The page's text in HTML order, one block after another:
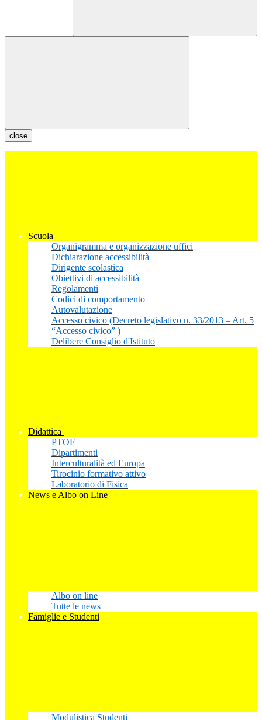
close
Scuola
Organigramma e organizzazione uffici
Dichiarazione accessibilità
Dirigente scolastica
Obiettivi di accessibilità
Regolamenti
Codici di comportamento
Autovalutazione
Accesso civico (Decreto legislativo n. 33/2013 – Art. 5
“Accesso civico” )
Delibere Consiglio d'Istituto
Didattica
PTOF
Dipartimenti
Interculturalità ed Europa
Tirocinio formativo attivo
Laboratorio di Fisica
News e Albo on Line
Albo on line
Tutte le news
Famiglie e Studenti
Modulistica Studenti